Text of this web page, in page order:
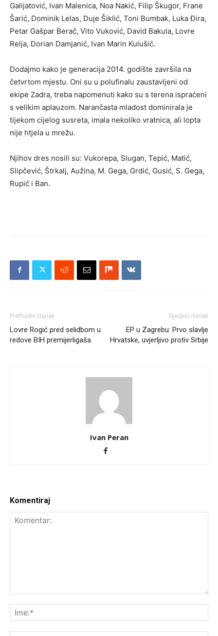
Galijatović, Ivan Malenica, Noa Nakić, Filip Škugor, Frane
Šarić, Dominik Lelas, Duje Šiklić, Toni Bumbak, Luka Đira,
Petar Gašpar Berač, Vito Vuković, David Bakula, Lovre
Relja, Dorian Damjanić, Ivan Marin Kulušić.
Dodajmo kako je generacija 2014. godište završila na
četvrtom mjestu. Oni su u polufinalu zaustavljeni od
ekipe Zadra, treba napomenuti kako su s terena ispraćeni
s velikim aplauzom. Narančasta mladost dominirala je
tijekom cijelog susreta, imala nekoliko vratnica, ali lopta
nije htjela u mrežu.
Njihov dres nosili su: Vukorepa, Slugan, Tepić, Matić,
Slipčević, Štrkalj, Aužina, M. Gega, Grdić, Gusić, S. Gega,
Rupić i Ban.
Prethodni članak
Lovre Rogić pred selidbom u
redove BIH premijerligaša
Sljedeći članak
EP u Zagrebu: Prvo slavlje
Hrvatske, uvjerljivo protiv Srbije
Ivan Peran
Komentiraj